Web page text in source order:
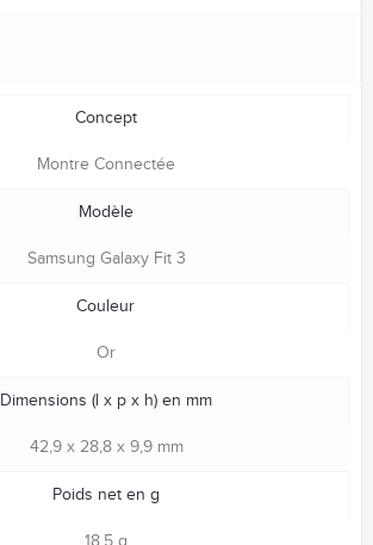
Concept
Montre Connectée
Modèle
Samsung Galaxy Fit 3
Couleur
Or
Dimensions (l x p x h) en mm
42,9 x 28,8 x 9,9 mm
Poids net en g